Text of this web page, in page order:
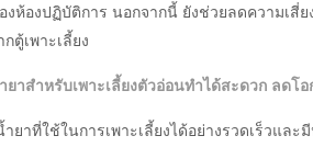
ห้องปฏิบัติการ นอกจากนี้ ยังช่วยลดความเสี่
ตู้เพาะเลี้ยง
ยาสำหรับเพาะเลี้ยงตัวอ่อนทำได้สะดวก ลดโ
ำยาที่ใช้ในการเพาะเลี้ยงได้อย่างรวดเร็วแ